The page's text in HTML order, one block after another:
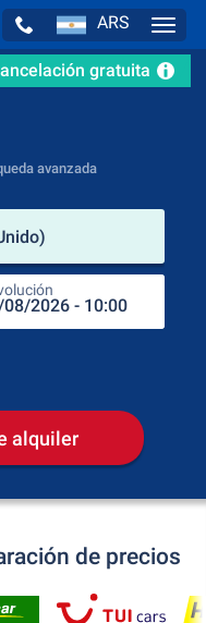
ARS
gratuita
avanzada
alquiler
de precios